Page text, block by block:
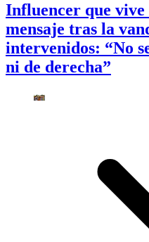
Influencer que vive
mensaje tras la
intervenidos: “No
ni de derecha”